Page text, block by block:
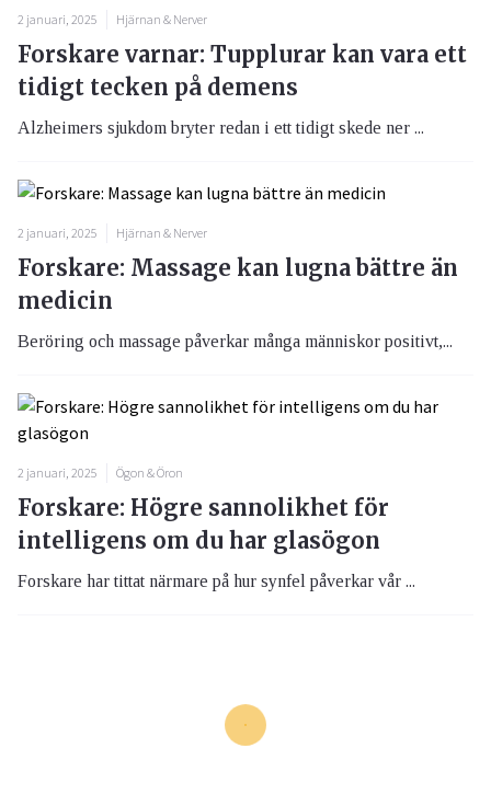
2 januari, 2025 Hjärnan & Nerver
Forskare varnar: Tupplurar kan vara ett
tidigt tecken på demens
Alzheimers sjukdom bryter redan i ett tidigt skede ner ...
2 januari, 2025 Hjärnan & Nerver
Forskare: Massage kan lugna bättre än
medicin
Beröring och massage påverkar många människor positivt,...
2 januari, 2025 Ögon & Öron
Forskare: Högre sannolikhet för
intelligens om du har glasögon
Forskare har tittat närmare på hur synfel påverkar vår ...